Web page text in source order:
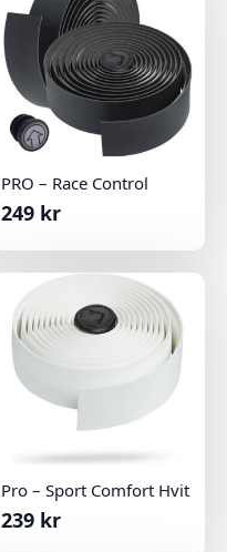
PRO – Race Control
249 kr
Pro – Sport Comfort Hvit
239 kr